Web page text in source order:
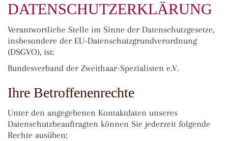
DATENSCHUTZERKLÄRUNG
Verantwortliche Stelle im Sinne der Datenschutzgesetze,
insbesondere der EU-Datenschutzgrundverordnung
(DSGVO), ist:
Bundesverband der Zweithaar-Spezialisten e.V.
Ihre Betroffenenrechte
Unter den angegebenen Kontaktdaten unseres
Datenschutzbeauftragten können Sie jederzeit folgende
Rechte ausüben: